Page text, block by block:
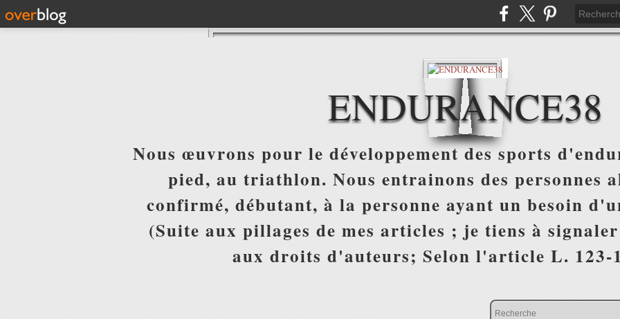
ENDURANCE38
Nous œuvrons pour le développement des sports
pied, au triathlon. Nous entrainons des personnes
confirmé, débutant, à la personne ayant un besoin
(Suite aux pillages de mes articles ; je tiens à
aux droits d'auteurs; Selon l'article L. 123-